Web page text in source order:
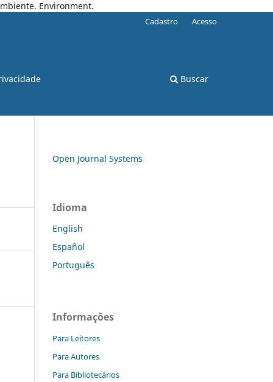
Environment.
Buscar
Cadastro Acesso
Open Journal Systems
Idioma
English
Español
Português
Informações
Para Leitores
Para Autores
Para Bibliotecários